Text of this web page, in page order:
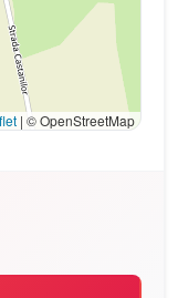
| © OpenStreetMap